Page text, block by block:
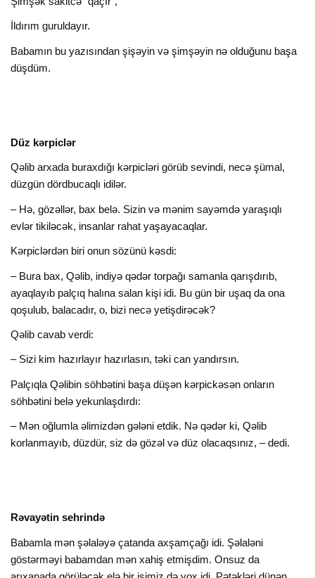
İldırım guruldayır.
Babamın bu yazısından şişəyin və şimşəyin nə olduğunu başa
düşdüm.
Düz kərpiclər
Qəlib arxada buraxdığı kərpicləri görüb sevindi, necə şümal,
düzgün dördbucaqlı idilər.
– Hə, gözəllər, bax belə. Sizin və mənim sayəmdə yaraşıqlı
evlər tikiləcək, insanlar rahat yaşayacaqlar.
Kərpiclərdən biri onun sözünü kəsdi:
– Bura bax, Qəlib, indiyə qədər torpağı samanla qarışdırıb,
ayaqlayıb palçıq halına salan kişi idi. Bu gün bir uşaq da ona
qoşulub, balacadır, o, bizi necə yetişdirəcək?
Qəlib cavab verdi:
– Sizi kim hazırlayır hazırlasın, təki can yandırsın.
Palçıqla Qəlibin söhbətini başa düşən kərpickəsən onların
söhbətini belə yekunlaşdırdı:
– Mən oğlumla əlimizdən gələni etdik. Nə qədər ki, Qəlib
korlanmayıb, düzdür, siz də gözəl və düz olacaqsınız, – dedi.
Rəvayətin sehrində
Babamla mən şəlaləyə çatanda axşamçağı idi. Şəlaləni
göstərməyi babamdan mən xahiş etmişdim. Onsuz da